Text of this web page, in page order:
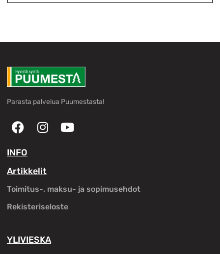
Parasta palvelua Puumestasta!
INFO
Artikkelit
Toimitus-, maksu- ja sopimusehdot
Rekisteriseloste
YLIVIESKA